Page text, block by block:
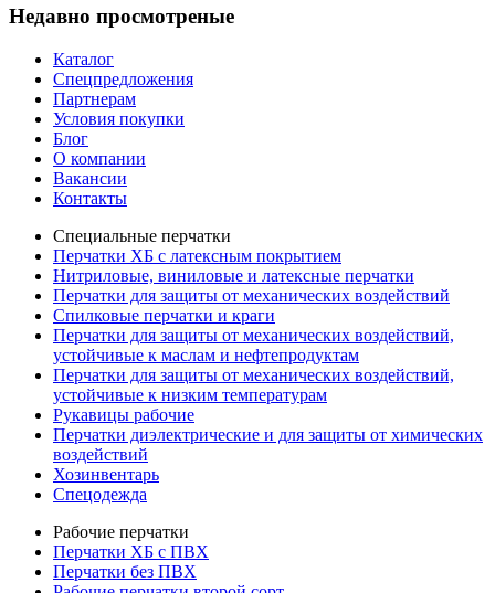
Недавно просмотреные
Каталог
Спецпредложения
Партнерам
Условия покупки
Блог
О компании
Вакансии
Контакты
Специальные перчатки
Перчатки ХБ с латексным покрытием
Нитриловые, виниловые и латексные перчатки
Перчатки для защиты от механических воздействий
Cпилковые перчатки и краги
Перчатки для защиты от механических воздействий,
устойчивые к маслам и нефтепродуктам
Перчатки для защиты от механических воздействий,
устойчивые к низким температурам
Рукавицы рабочие
Перчатки диэлектрические и для защиты от химических
воздействий
Хозинвентарь
Спецодежда
Рабочие перчатки
Перчатки ХБ с ПВХ
Перчатки без ПВХ